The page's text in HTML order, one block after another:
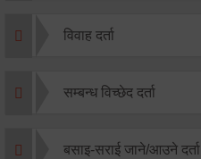
विवाह दर्ता
सम्बन्ध विच्छेद दर्ता
बसाइ-सराई जाने/आउने दर्ता